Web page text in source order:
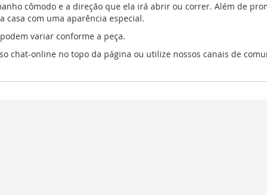
cômodo e a direção que ela irá abrir ou correr. Além de
casa com uma aparência especial.
variar conforme a peça.
chat-online no topo da página ou utilize nossos canais de